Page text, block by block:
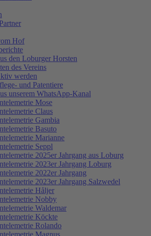
Hof
den Loburger Horsten
des Vereins
werden
und Patentiere
unserem WhatsApp-Kanal
Mose
Claus
Gambia
Basuto
Marianne
Seppl
2025er Jahrgang aus Loburg
2023er Jahrgang Loburg
2022er Jahrgang
2023er Jahrgang Salzwedel
Håljer
Nobby
Waldemar
Köckte
Rolando
Magnus